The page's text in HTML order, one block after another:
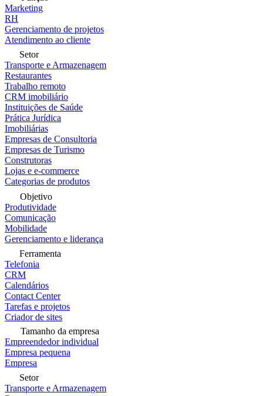
Marketing
RH
Gerenciamento de projetos
Atendimento ao cliente
Setor
Transporte e Armazenagem
Restaurantes
Trabalho remoto
CRM imobiliário
Instituições de Saúde
Prática Jurídica
Imobiliárias
Empresas de Consultoria
Empresas de Turismo
Construtoras
Lojas e e-commerce
Categorias de produtos
Objetivo
Produtividade
Comunicação
Mobilidade
Gerenciamento e liderança
Ferramenta
Telefonia
CRM
Calendários
Contact Center
Tarefas e projetos
Criador de sites
Tamanho da empresa
Empreendedor individual
Empresa pequena
Empresa
Setor
Transporte e Armazenagem